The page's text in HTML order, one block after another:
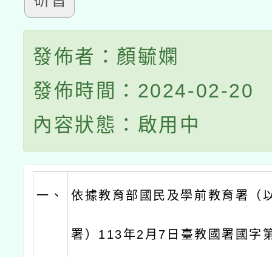
發佈者：顏毓嫻
發佈時間：2024-02-20
內容狀態：啟用中
一、 依據教育部國民及學前教育署（
署）113年2月7日臺教國署國字